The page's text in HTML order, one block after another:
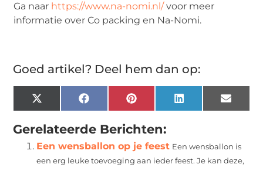
Ga naar https://www.na-nomi.nl/voor meer
informatie over Co packing en Na-Nomi.
Goed artikel? Deel hem dan op:
X
(Twitter)
FacebookPinterest LinkedIn Email
Gerelateerde Berichten:
Een wensballon op je feest Een wensballon is
een erg leuke toevoeging aan ieder feest. Je kan deze,